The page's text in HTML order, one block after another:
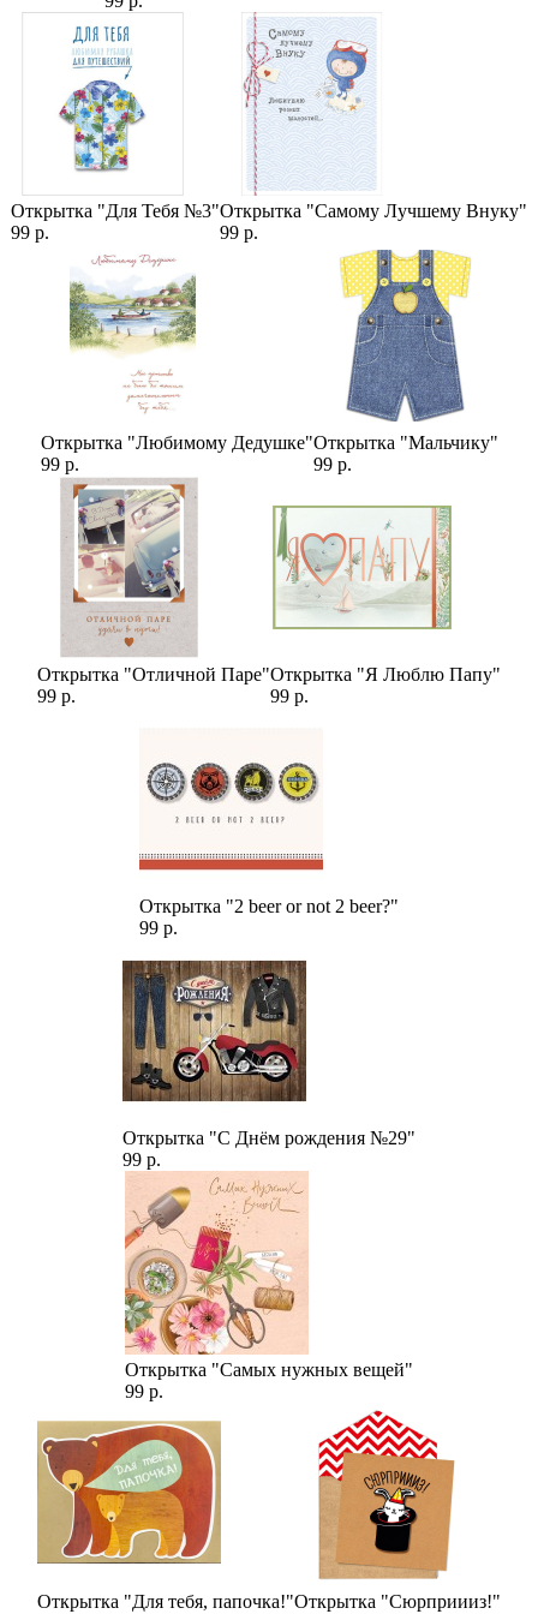
Розы,25 Роз Цвета роз,Оранжевые Розы
Количество роз
Открытка "Для Тебя №3"
99 р.
Открытка "Самому Лучшему Внуку"
99 р.
Открытка "Любимому Дедушке"
99 р.
Открытка "Мальчику"
99 р.
Открытка "Отличной Паре"
99 р.
Открытка "Я Люблю Папу"
99 р.
Открытка "2 beer or not 2 beer?"
99 р.
Открытка "С Днём рождения №29"
99 р.
Открытка "Самых нужных вещей"
99 р.
Открытка "Для тебя, папочка!"Открытка "Сюрприииз!"